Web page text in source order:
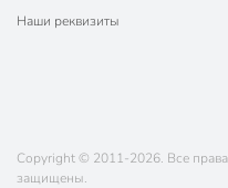
Наши реквизиты
Copyright © 2011-2026. Все права
защищены.